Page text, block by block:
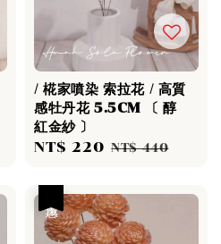
/ 椛家噴染 索拉花 / 高質
感牡丹花 5.5CM 〔 醇
紅金紗 〕
Sale
NT$ 220 Regular
NT$ 440